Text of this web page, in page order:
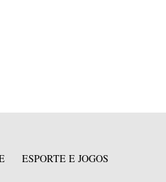
ESPORTE E JOGOS